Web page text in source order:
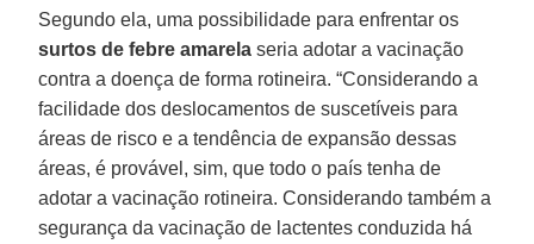
Segundo ela, uma possibilidade para enfrentar os
surtos de febre amarela seria adotar a vacinação
contra a doença de forma rotineira. “Considerando a
facilidade dos deslocamentos de suscetíveis para
áreas de risco e a tendência de expansão dessas
áreas, é provável, sim, que todo o país tenha de
adotar a vacinação rotineira. Considerando também a
segurança da vacinação de lactentes conduzida há